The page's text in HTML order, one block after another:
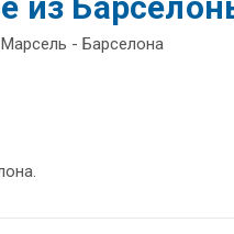
- Барселона